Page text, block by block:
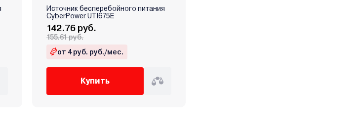
Источник бесперебойного питания
CyberPower UTI675E
142.76 руб.
155.61 руб.
от 4 руб. руб./мес.
Купить